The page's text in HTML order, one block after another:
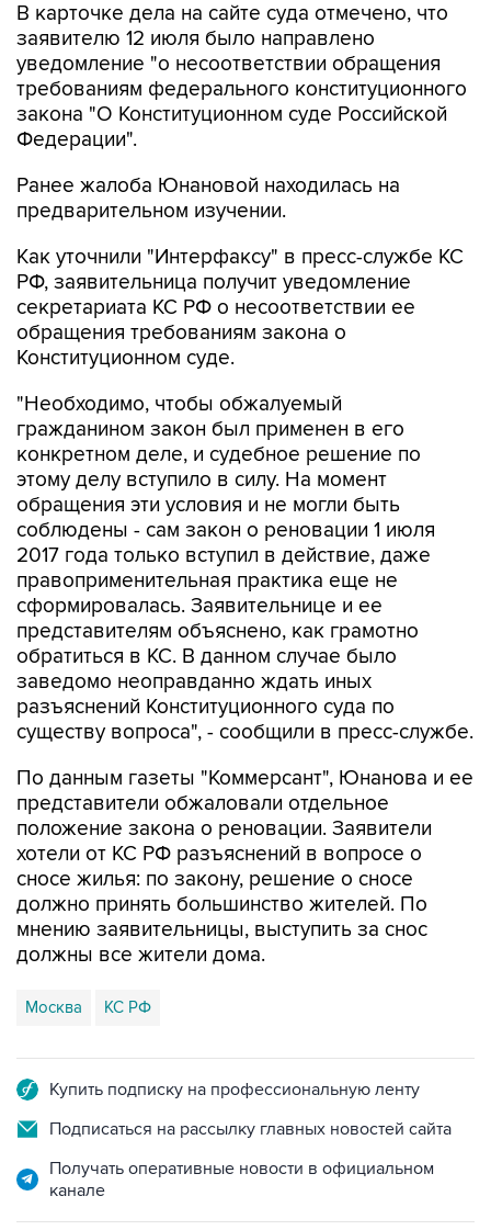
В карточке дела на сайте суда отмечено, что
заявителю 12 июля было направлено
уведомление "о несоответствии обращения
требованиям федерального конституционного
закона "О Конституционном суде Российской
Федерации".
Ранее жалоба Юнановой находилась на
предварительном изучении.
Как уточнили "Интерфаксу" в пресс-службе КС
РФ, заявительница получит уведомление
секретариата КС РФ о несоответствии ее
обращения требованиям закона о
Конституционном суде.
"Необходимо, чтобы обжалуемый
гражданином закон был применен в его
конкретном деле, и судебное решение по
этому делу вступило в силу. На момент
обращения эти условия и не могли быть
соблюдены - сам закон о реновации 1 июля
2017 года только вступил в действие, даже
правоприменительная практика еще не
сформировалась. Заявительнице и ее
представителям объяснено, как грамотно
обратиться в КС. В данном случае было
заведомо неоправданно ждать иных
разъяснений Конституционного суда по
существу вопроса", - сообщили в пресс-службе.
По данным газеты "Коммерсант", Юнанова и ее
представители обжаловали отдельное
положение закона о реновации. Заявители
хотели от КС РФ разъяснений в вопросе о
сносе жилья: по закону, решение о сносе
должно принять большинство жителей. По
мнению заявительницы, выступить за снос
должны все жители дома.
Москва КС РФ
Купить подписку на профессиональную ленту
Подписаться на рассылку главных новостей сайта
Получать оперативные новости в официальном
канале